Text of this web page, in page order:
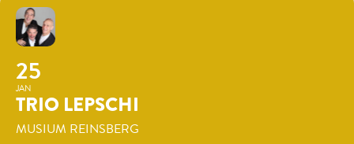
25
JAN
TRIO LEPSCHI
MUSIUM REINSBERG